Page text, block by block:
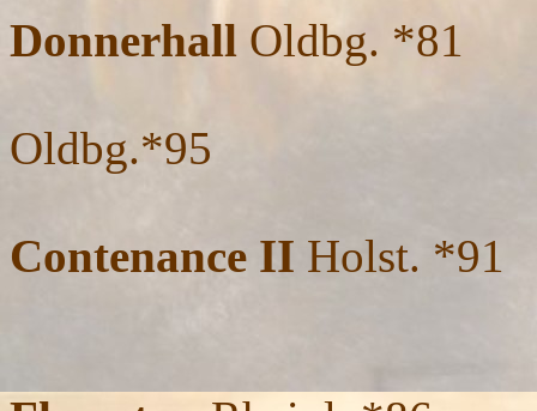
Donnerhall Oldbg. *81
Oldbg.*95
Contenance II Holst. *91